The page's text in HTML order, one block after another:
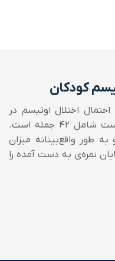
کودکان
اختلال اوتیسم در
جمله است.
به طور واقع‌بینانه میزان
نمره‌ی به دست آمده را